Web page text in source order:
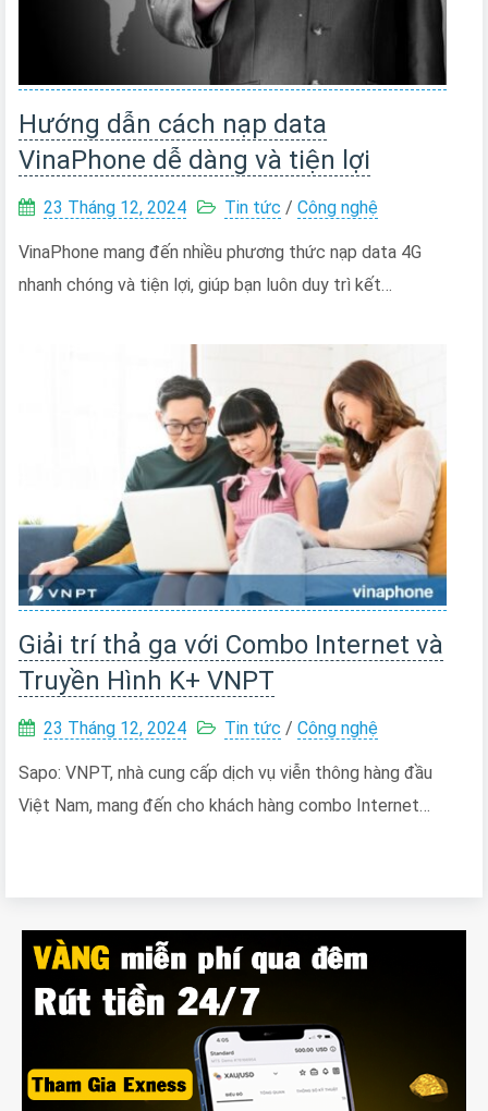
Hướng dẫn cách nạp data
VinaPhone dễ dàng và tiện lợi
23 Tháng 12, 2024 Tin tức / Công nghệ
VinaPhone mang đến nhiều phương thức nạp data 4G
nhanh chóng và tiện lợi, giúp bạn luôn duy trì kết…
Giải trí thả ga với Combo Internet và
Truyền Hình K+ VNPT
23 Tháng 12, 2024 Tin tức / Công nghệ
Sapo: VNPT, nhà cung cấp dịch vụ viễn thông hàng đầu
Việt Nam, mang đến cho khách hàng combo Internet…